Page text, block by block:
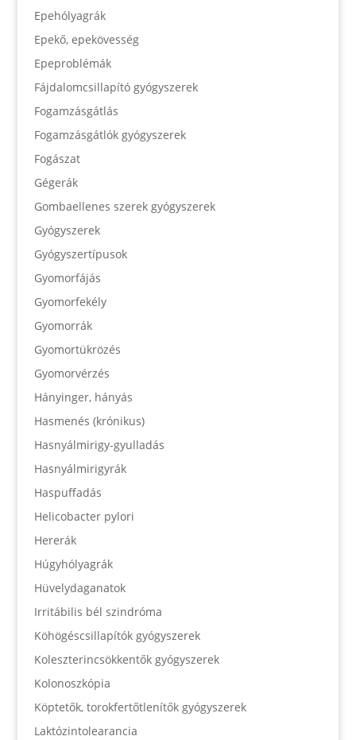
Epehólyagrák
Epekő, epekövesség
Epeproblémák
Fájdalomcsillapító gyógyszerek
Fogamzásgátlás
Fogamzásgátlók gyógyszerek
Fogászat
Gégerák
Gombaellenes szerek gyógyszerek
Gyógyszerek
Gyógyszertípusok
Gyomorfájás
Gyomorfekély
Gyomorrák
Gyomortükrözés
Gyomorvérzés
Hányinger, hányás
Hasmenés (krónikus)
Hasnyálmirigy-gyulladás
Hasnyálmirigyrák
Haspuffadás
Helicobacter pylori
Hererák
Húgyhólyagrák
Hüvelydaganatok
Irritábilis bél szindróma
Köhögéscsillapítók gyógyszerek
Koleszterincsökkentők gyógyszerek
Kolonoszkópia
Köptetők, torokfertőtlenítők gyógyszerek
Laktózintolearancia